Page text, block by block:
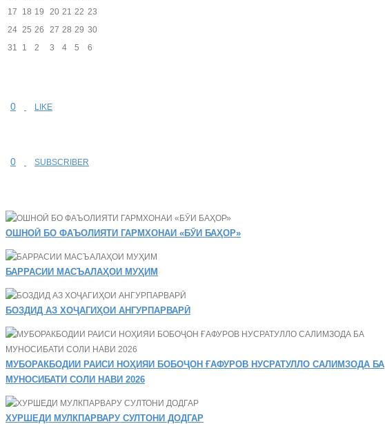
17
18 19 20 21 22 23
24 25 26 27 28 29 30
31
1 2 3 4 5 6
0 LIKE
0 SUBSCRIBER
ОШНОӢ БО ФАЪОЛИЯТИ ГАРМХОНАИ «БӮИ БАҲОР»
БАРРАСИИ МАСЪАЛАҲОИ МУҲИМ
БОЗДИД АЗ ХОҶАГИҲОИ АНГУРПАРВАРӢ
МУБОРАКБОДИИ РАИСИ НОҲИЯИ БОБОҶОН ҒАФУРОВ НУСРАТУЛЛО САЛИМЗОДА БА
МУНОСИБАТИ СОЛИ НАВИ 2026
ХУРШЕДИ МУЛКПАРВАРУ СУЛТОНИ ДОДГАР